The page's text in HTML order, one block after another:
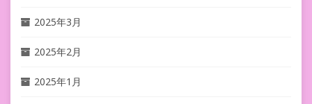
2025年3月
2025年2月
2025年1月